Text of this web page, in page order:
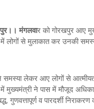
मंगलवार को गोरखपुर आए
लोगों से मुलाकात कर उनकी
समस्या लेकर आए लोगों से
मुख्यमंत्री ने पास में मौजूद
गुणवत्तापूर्ण व पारदर्शी निराकरण